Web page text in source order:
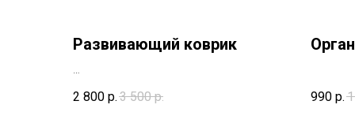
Развивающий коврик
2 800 р. 3 500 р. 990 р.